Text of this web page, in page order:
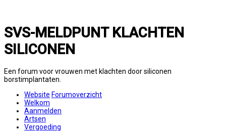
SVS-MELDPUNT KLACHTEN
SILICONEN
Een forum voor vrouwen met klachten door siliconen
borstimplantaten.
Website Forumoverzicht
Welkom
Aanmelden
Artsen
Vergoeding